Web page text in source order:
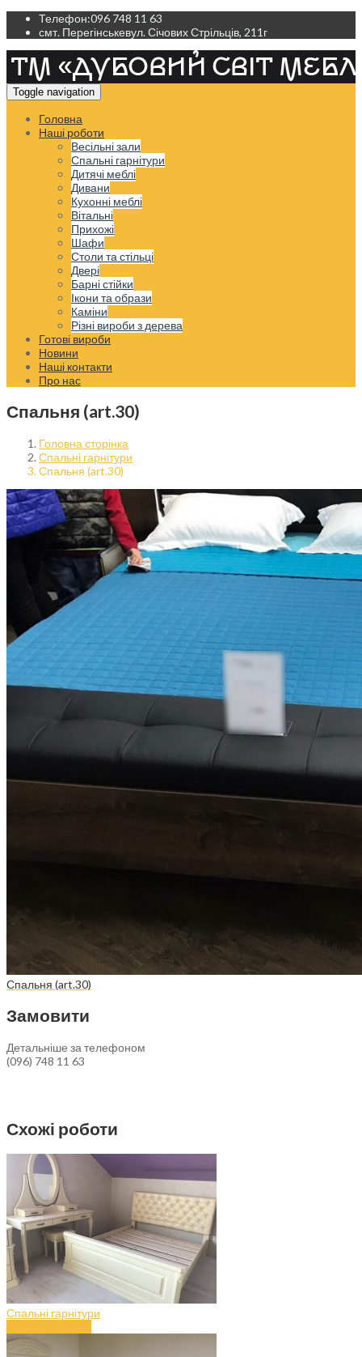
Телефон:096 748 11 63
смт. Перегінськевул. Січових Стрільців, 211г
Toggle navigation
Головна
Наші роботи
Весільні зали
Спальні гарнітури
Дитячі меблі
Дивани
Кухонні меблі
Вітальні
Прихожі
Шафи
Столи та стільці
Двері
Барні стійки
Ікони та образи
Каміни
Різні вироби з дерева
Готові вироби
Новини
Наші контакти
Про нас
Спальня (art.30)
Головна сторінка
Спальні гарнітури
Спальня (art.30)
Спальня (art.30)
Замовити
Детальніше за телефоном
(096) 748 11 63
Схожі роботи
Спальні гарнітури